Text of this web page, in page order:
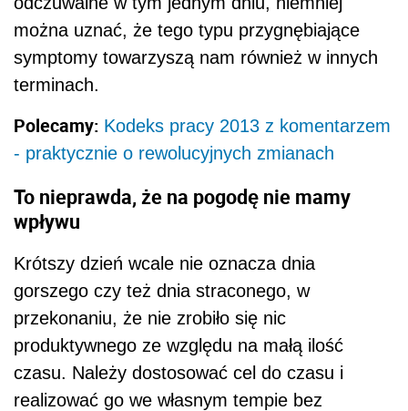
można uznać, że tego typu przygnębiające
symptomy towarzyszą nam również w innych
terminach.
Polecamy: Kodeks pracy 2013 z komentarzem
- praktycznie o rewolucyjnych zmianach
To nieprawda, że na pogodę nie mamy
wpływu
Krótszy dzień wcale nie oznacza dnia
gorszego czy też dnia straconego, w
przekonaniu, że nie zrobiło się nic
produktywnego ze względu na małą ilość
czasu. Należy dostosować cel do czasu i
realizować go we własnym tempie bez